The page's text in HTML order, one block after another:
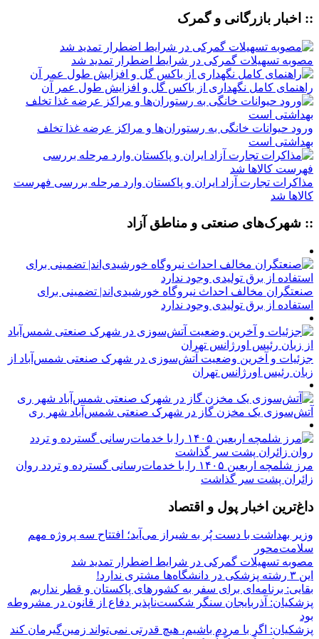
:: اخبار بازرگانی و گمرک
مصوبه تسهیلات گمرکی در شرایط اضطرار تمدید شد
راهنمای کامل نگهداری از باکس گل و افزایش طول عمر آن
ورود حیوانات خانگی به رستوران‌ها و مراکز عرضه غذا تخلف
بهداشتی است
مذاکرات تجارت آزاد ایران و پاکستان وارد مرحله بررسی فهرست
کالاها شد
:: شهرک‌های صنعتی و مناطق آزاد
صنعتگران مخالف احداث نیروگاه خورشیدی‌اند| تضمینی برای
استفاده از برق تولیدی وجود ندارد
جزئیات و آخرین وضعیت آتش‌سوزی در شهرک صنعتی شمس‌آباد از
زبان رئیس اورژانس تهران
آتش‌سوزی یک مخزن گاز در شهرک صنعتی شمس‌آباد شهر ری
مرز شلمچه اربعین ۱۴۰۵ را با خدمات‌رسانی گسترده و تردد روان
زائران پشت سر گذاشت
داغ‌ترین اخبار پول و اقتصاد
وزیر بهداشت با دست پُر به شیراز می‌آید؛ افتتاح سه پروژه مهم
سلامت‌محور
مصوبه تسهیلات گمرکی در شرایط اضطرار تمدید شد
این ۳ رشته پزشکی در دانشگاه‌ها مشتری ندارد!
بقایی: برنامه‌ای برای سفر به کشورهای پاکستان و قطر نداریم
پزشکیان: آذربایجان سنگر شکست‌ناپذیر دفاع از قانون در مشروطه
بود
پزشکیان: اگر با مردم باشیم، هیچ قدرتی نمی‌تواند زمین‌گیرمان کند